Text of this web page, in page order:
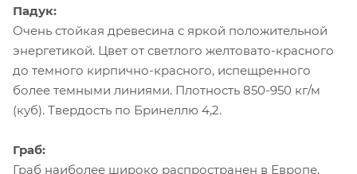
Падук:
Очень стойкая древесина с яркой положительной
энергетикой. Цвет от светлого желтовато-красного
до темного кирпично-красного, испещренного
более темными линиями. Плотность 850-950 кг/м
(куб). Твердость по Бринеллю 4,2.
Граб:
Граб наиболее широко распространен в Европе,